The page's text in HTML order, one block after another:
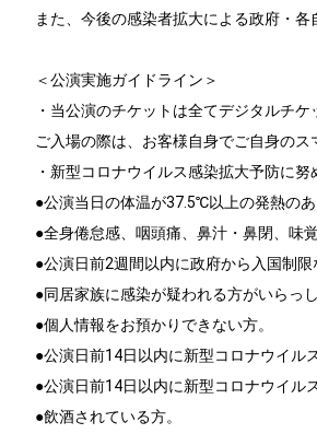
また、今後の感染者拡大による政府・
＜公演実施ガイドライン＞
・当公演のチケットは全てデジタルチケ
ご入場の際は、お客様自身でご自身の
・新型コロナウイルス感染拡大予防に
●公演当日の体温が37.5℃以上の発熱のあ
●全身倦怠感、咽頭痛、鼻汁・鼻閉、味
●公演日前2週間以内に政府から入国制
●同居家族に感染が疑われる方がいらっし
●個人情報をお預かりできない方。
●公演日前14日以内に新型コロナウイル
●公演日前14日以内に新型コロナウイル
●飲酒されている方。